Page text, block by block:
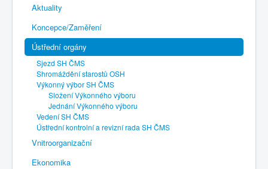
Plán činnosti 2026
Kalendář akcí
Výhody pro členy
Portál REDENOX
Aktuality
Koncepce/Zaměření
Ústřední orgány
Sjezd SH ČMS
Shromáždění starostů OSH
Výkonný výbor SH ČMS
Složení Výkonného výboru
Jednání Výkonného výboru
Vedení SH ČMS
Ústřední kontrolní a revizní rada SH ČMS
Vnitroorganizační
Ekonomika